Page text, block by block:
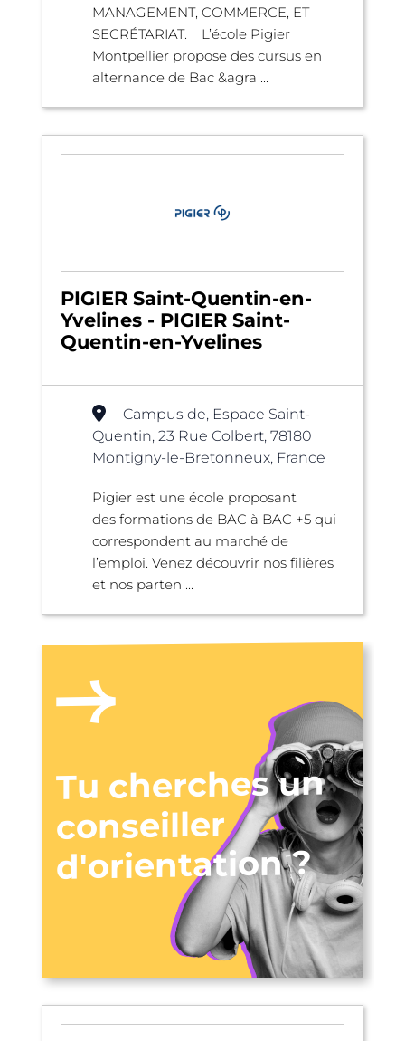
MANAGEMENT, COMMERCE, ET
SECRÉTARIAT. L’école Pigier
Montpellier propose des cursus en
alternance de Bac &agra ...
PIGIER Saint-Quentin-en-
Yvelines - PIGIER Saint-
Quentin-en-Yvelines
Campus de, Espace Saint-
Quentin, 23 Rue Colbert, 78180
Montigny-le-Bretonneux, France
Pigier est une école proposant
des formations de BAC à BAC +5 qui
correspondent au marché de
l’emploi. Venez découvrir nos filières
et nos parten ...
Tu cherches un
conseiller
d'orientation ?